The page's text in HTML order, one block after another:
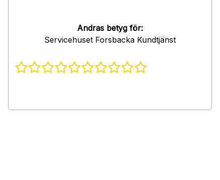
Andras betyg för:
Servicehuset Forsbacka Kundtjänst